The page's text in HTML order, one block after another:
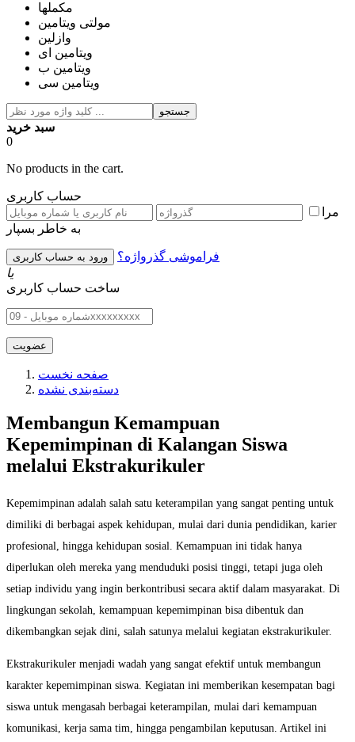
مکملها
مولتی ویتامین
وازلین
ویتامین ای
ویتامین ب
ویتامین سی
جستجو
سبد خرید
0
No products in the cart.
حساب کاربری
مرا
به خاطر بسپار
فراموشی گذرواژه؟
یا
ساخت حساب کاربری
صفحه نخست
دسته‌بندی نشده
Membangun Kemampuan
Kepemimpinan di Kalangan Siswa
melalui Ekstrakurikuler
Kepemimpinan adalah salah satu keterampilan yang sangat penting untuk
dimiliki di berbagai aspek kehidupan, mulai dari dunia pendidikan, karier
profesional, hingga kehidupan sosial. Kemampuan ini tidak hanya
diperlukan oleh mereka yang menduduki posisi tinggi, tetapi juga oleh
setiap individu yang ingin berkontribusi secara aktif dalam masyarakat. Di
lingkungan sekolah, kemampuan kepemimpinan bisa dibentuk dan
dikembangkan sejak dini, salah satunya melalui kegiatan ekstrakurikuler.
Ekstrakurikuler menjadi wadah yang sangat efektif untuk membangun
karakter kepemimpinan siswa. Kegiatan ini memberikan kesempatan bagi
siswa untuk mengasah berbagai keterampilan, mulai dari kemampuan
komunikasi, kerja sama tim, hingga pengambilan keputusan. Artikel ini